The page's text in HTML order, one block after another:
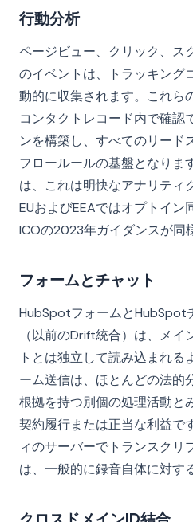
行動分析
ページビュー、クリック、ス
のイベントは、トラッキング
動的に収集されます。これら
コンタクトレコード内で確認
ンを構築し、すべてのリード
フロールールの基盤となりま
は、これは明快なアナリティ
EUおよびEEAではオプトイン
ICOの2023年ガイダンスが同
フォームとチャット
HubSpotフォームとHubSpot
（以前のDrift統合）は、メ
トとは独立して読み込まれる
ーム送信は、ほとんどの法的
根拠を持つ別個の処理活動と
契約履行または正当な利益で
ィのサーバーでトランスクリ
は、一般的に録音自体に対す